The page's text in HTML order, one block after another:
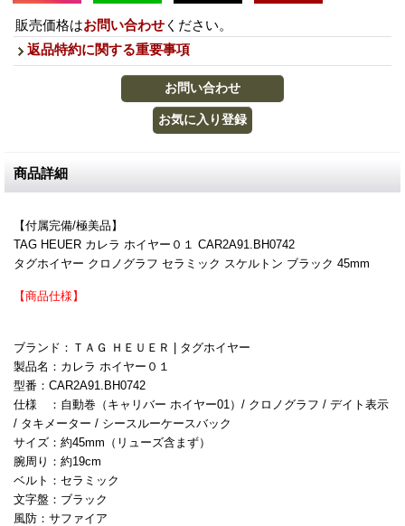
販売価格はお問い合わせ ください。
返品特約に関する重要事項
商品詳細
【付属完備/極美品】
TAG HEUER カレラ ホイヤー０１ CAR2A91.BH0742
タグホイヤー クロノグラフ セラミック スケルトン ブラック 45mm
【商品仕様】
ブランド：ＴＡＧ ＨＥＵＥＲ | タグホイヤー
製品名：カレラ ホイヤー０１
型番：CAR2A91.BH0742
仕様 ：自動巻（キャリバー ホイヤー01）/ クロノグラフ / デイト表示
/ タキメーター / シースルーケースバック
サイズ：約45mm（リューズ含まず）
腕周り：約19cm
ベルト：セラミック
文字盤：ブラック
風防：サファイア